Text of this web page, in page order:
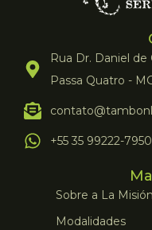
Rua Dr. Daniel de
Passa Quatro -
+55 35 99222-7950
Sobre a La Misión
Modalidades